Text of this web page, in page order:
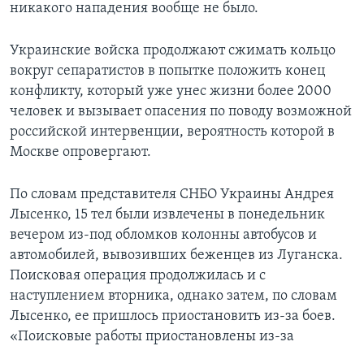
никакого нападения вообще не было.
Украинские войска продолжают сжимать кольцо
вокруг сепаратистов в попытке положить конец
конфликту, который уже унес жизни более 2000
человек и вызывает опасения по поводу возможной
российской интервенции, вероятность которой в
Москве опровергают.
По словам представителя СНБО Украины Андрея
Лысенко, 15 тел были извлечены в понедельник
вечером из-под обломков колонны автобусов и
автомобилей, вывозивших беженцев из Луганска.
Поисковая операция продолжилась и с
наступлением вторника, однако затем, по словам
Лысенко, ее пришлось приостановить из-за боев.
«Поисковые работы приостановлены из-за